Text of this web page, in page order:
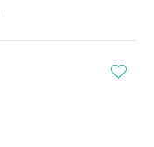
i